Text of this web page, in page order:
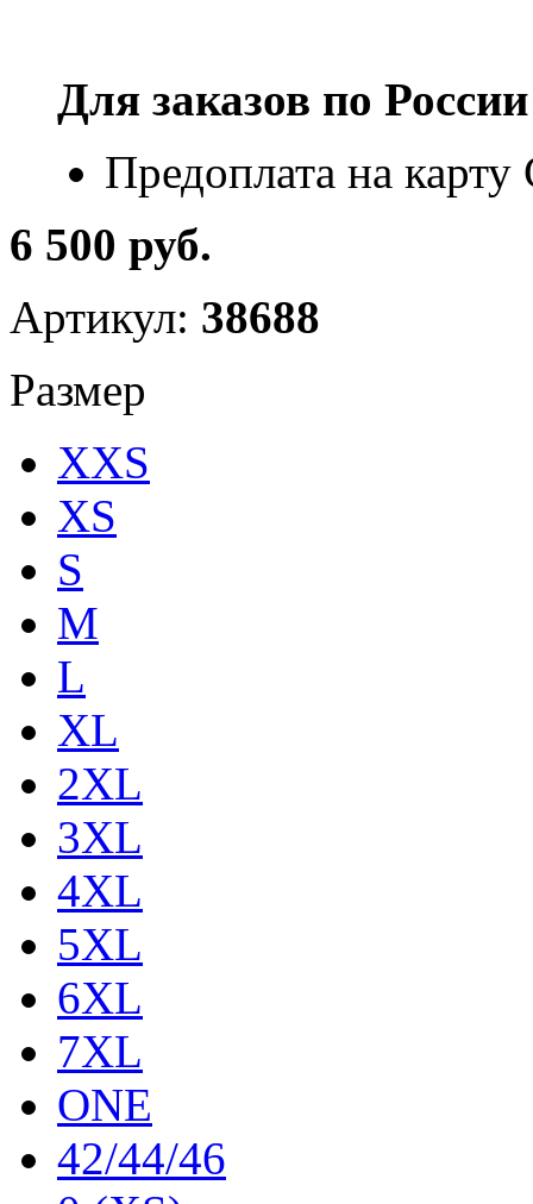
Для заказов по
Предоплата на
6 500 руб.
Артикул: 38688
Размер
XXS
XS
S
M
L
XL
2XL
3XL
4XL
5XL
6XL
7XL
ONE
42/44/46